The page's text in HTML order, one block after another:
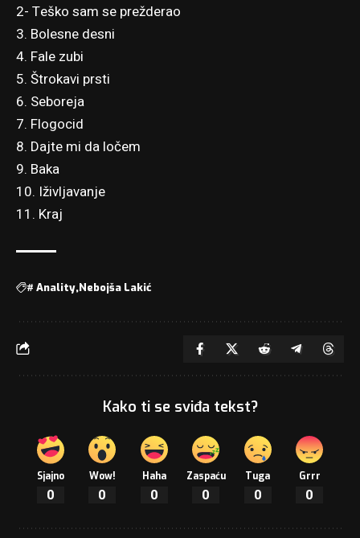
2- Teško sam se prežderao
3. Bolesne desni
4. Fale zubi
5. Štrokavi prsti
6. Seboreja
7. Flogocid
8. Dajte mi da ločem
9. Baka
10. Iživljavanje
11. Kraj
# Anality Nebojša Lakić
Kako ti se sviđa tekst?
Sjajno
0
Wow!
0
Haha
0
Zaspaću
0
Tuga
0
Grrr
0